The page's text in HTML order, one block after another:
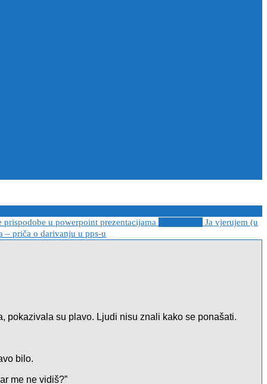
prispodobe u powerpoint prezentacijama
Ja vjerujem (u
– priča o darivanju u pps-u
pokazivala su plavo. Ljudi nisu znali kako se ponašati.
bilo.
me ne vidiš?”